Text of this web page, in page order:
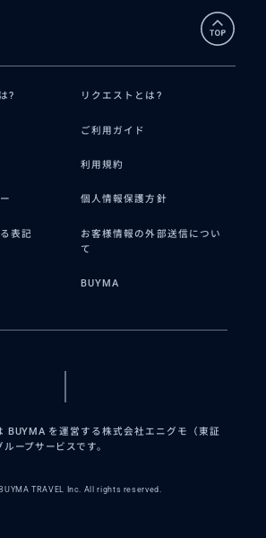
? リクエストとは?
ご利用ガイド
利用規約
個人情報保護方針
表記
お客様情報の外部送信につい
て
BUYMA
BUYMA を運営する株式会社エニグモ（東証
ープサービスです。
TRAVEL Inc. All rights reserved.